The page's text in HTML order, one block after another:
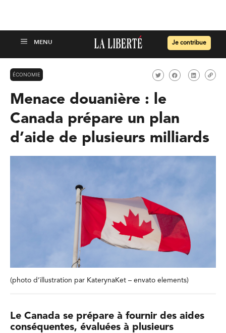
Je contribue
ÉCONOMIE
Menace douanière : le
Canada prépare un plan
d’aide de plusieurs milliards
(photo d’illustration par KaterynaKet – envato elements)
Le Canada se prépare à fournir des aides
conséquentes, évaluées à plusieurs